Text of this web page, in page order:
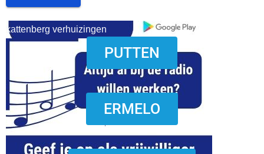
download onzze App
kattenberg verhuizingen
PUTTEN
ERMELO